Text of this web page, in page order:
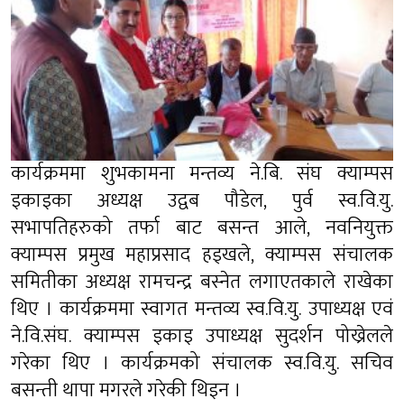
कार्यक्रममा शुभकामना मन्तव्य ने.बि. संघ क्याम्पस
इकाइका अध्यक्ष उद्वब पौडेल, पुर्व स्व.वि.यु.
सभापतिहरुको तर्फा बाट बसन्त आले, नवनियुक्त
क्याम्पस प्रमुख महाप्रसाद हड्खले, क्याम्पस संचालक
समितीका अध्यक्ष रामचन्द्र बस्नेत लगाएतकाले राखेका
थिए । कार्यक्रममा स्वागत मन्तव्य स्व.वि.यु. उपाध्यक्ष एवं
ने.वि.संघ. क्याम्पस इकाइ उपाध्यक्ष सुदर्शन पोख्रेलले
गरेका थिए । कार्यक्रमको संचालक स्व.वि.यु. सचिव
बसन्ती थापा मगरले गरेकी थिइन ।